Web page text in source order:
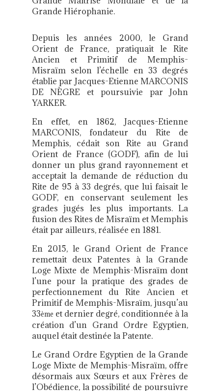
Grande Hiérophanie.
Depuis les années 2000, le Grand
Orient de France, pratiquait le Rite
Ancien et Primitif de Memphis-
Misraïm selon l’échelle en 33 degrés
établie par Jacques-Etienne MARCONIS
DE NÈGRE et poursuivie par John
YARKER.
En effet, en 1862, Jacques-Etienne
MARCONIS, fondateur du Rite de
Memphis, cédait son Rite au Grand
Orient de France (GODF), afin de lui
donner un plus grand rayonnement et
acceptait la demande de réduction du
Rite de 95 à 33 degrés, que lui faisait le
GODF, en conservant seulement les
grades jugés les plus importants. La
fusion des Rites de Misraïm et Memphis
était par ailleurs, réalisée en 1881.
En 2015, le Grand Orient de France
remettait deux Patentes à la Grande
Loge Mixte de Memphis-Misraïm dont
l’une pour la pratique des grades de
perfectionnement du Rite Ancien et
Primitif de Memphis-Misraïm, jusqu’au
33ème et dernier degré, conditionnée à la
création d’un Grand Ordre Egyptien,
auquel était destinée la Patente.
Le Grand Ordre Egyptien de la Grande
Loge Mixte de Memphis-Misraïm, offre
désormais aux Sœurs et aux Frères de
l’Obédience, la possibilité de poursuivre